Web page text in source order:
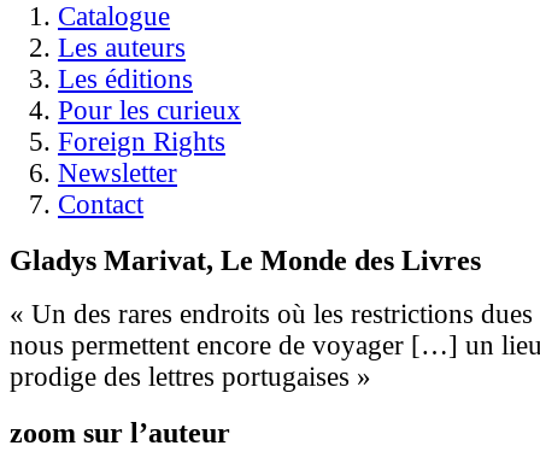
Catalogue
Les auteurs
Les éditions
Pour les curieux
Foreign Rights
Newsletter
Contact
Gladys Marivat, Le Monde des Livres
« Un des rares endroits où les restrictions
nous permettent encore de voyager […] un
prodige des lettres portugaises »
zoom sur l’auteur